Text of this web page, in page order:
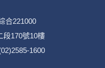
何時旅行社有限公司
合221000
段170號10樓
1600